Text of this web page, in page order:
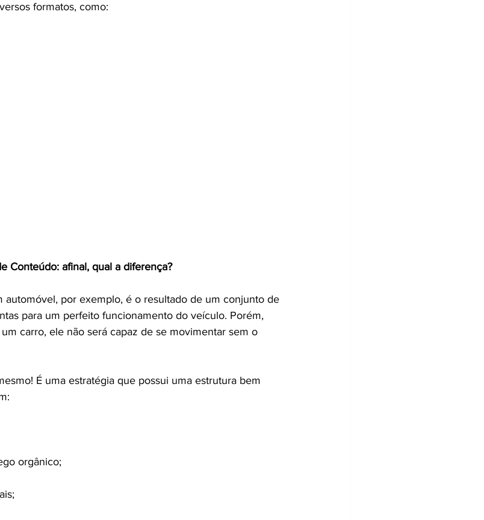
formatos, como:
Conteúdo: afinal, qual a diferença?
automóvel, por exemplo, é o resultado de um conjunto de
para um perfeito funcionamento do veículo. Porém,
carro, ele não será capaz de se movimentar sem o
É uma estratégia que possui uma estrutura bem
orgânico;